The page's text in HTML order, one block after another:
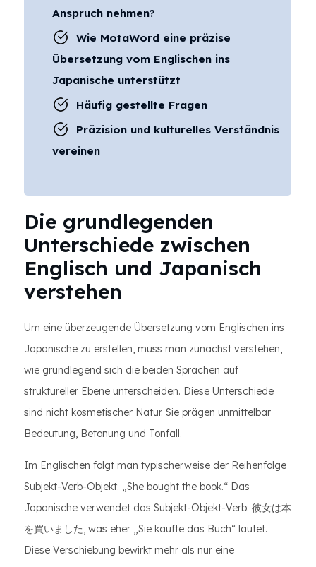
Anspruch nehmen?
Wie MotaWord eine präzise
Übersetzung vom Englischen ins
Japanische unterstützt
Häufig gestellte Fragen
Präzision und kulturelles Verständnis
vereinen
Die grundlegenden
Unterschiede zwischen
Englisch und Japanisch
verstehen
Um eine überzeugende Übersetzung vom Englischen ins
Japanische zu erstellen, muss man zunächst verstehen,
wie grundlegend sich die beiden Sprachen auf
struktureller Ebene unterscheiden. Diese Unterschiede
sind nicht kosmetischer Natur. Sie prägen unmittelbar
Bedeutung, Betonung und Tonfall.
Im Englischen folgt man typischerweise der Reihenfolge
Subjekt-Verb-Objekt: „She bought the book.“ Das
Japanische verwendet das Subjekt-Objekt-Verb: 彼女は本
を買いました, was eher „Sie kaufte das Buch“ lautet.
Diese Verschiebung bewirkt mehr als nur eine